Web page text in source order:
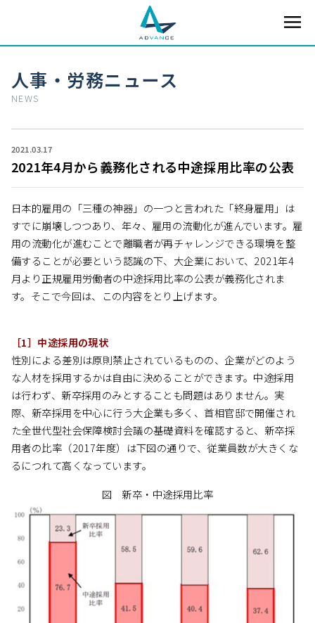
人事・労務ニュース
NEWS
2021.03.17
2021年4月から義務化される中途採用比率の公表
日本的雇用の「三種の神器」の一つと言われた「終身雇用」は
すでに崩壊しつつあり、年々、雇用の流動化が進んでいます。雇
用の流動化が進むことで離職者が再チャレンジできる環境を整
備することが必要という認識の下、大企業において、2021年4
月より正規雇用労働者の中途採用比率の公表が義務化されま
す。そこで今回は、この内容をとり上げます。
［1］中途採用の現状
性別による差別は原則禁止されているものの、企業がどのよう
な人材を採用するかは自由に決めることができます。中途採用
は行わず、新卒採用のみとすることも問題はありません。実
際、新卒採用を中心に行う大企業も多く、首相官邸で開催され
た全世代型社会保障検討会議の基礎資料を確認すると、新卒採
用者の比率（2017年度）は下図の通りで、従業員数が大きくな
るにつれて高くなっています。
図 新卒・中途採用比率